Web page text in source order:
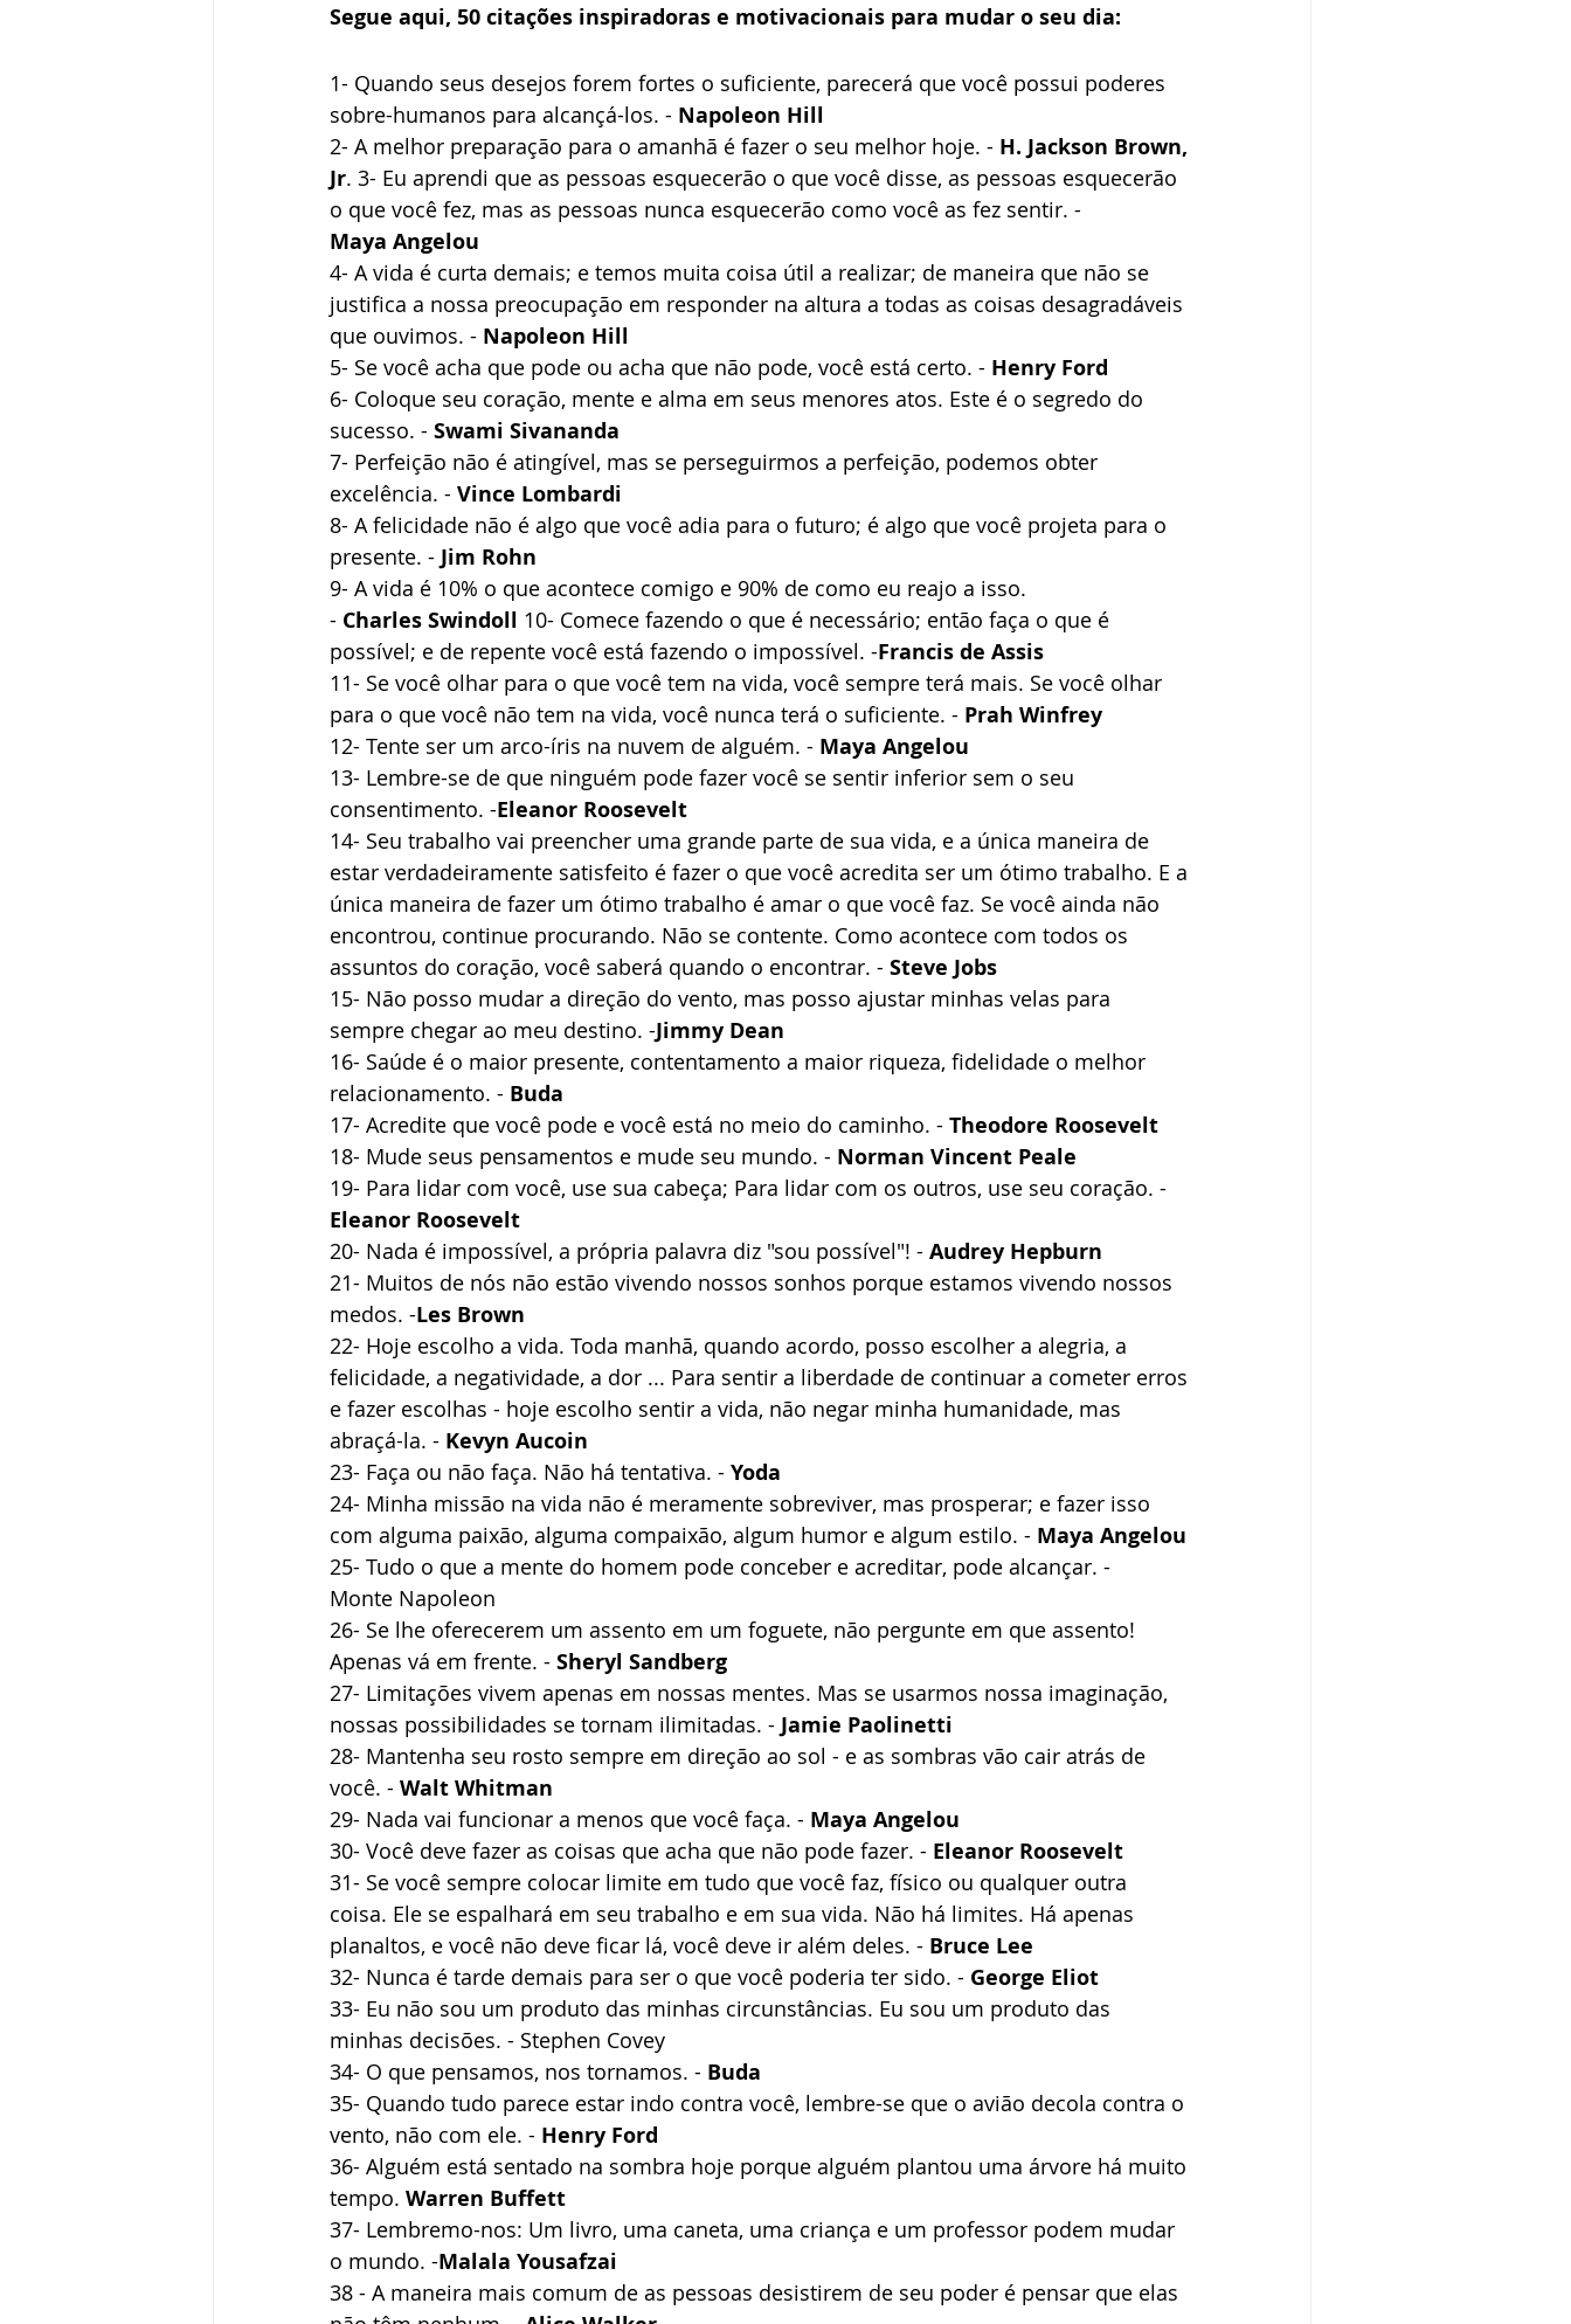
Segue aqui, 50 citações inspiradoras e motivacionais para mudar o seu dia:
1- Quando seus desejos forem fortes o suficiente, parecerá que você possui poderes
sobre-humanos para alcançá-los. - Napoleon Hill
2- A melhor preparação para o amanhã é fazer o seu melhor hoje. - H. Jackson Brown,
Jr. 3- Eu aprendi que as pessoas esquecerão o que você disse, as pessoas esquecerão
o que você fez, mas as pessoas nunca esquecerão como você as fez sentir. -
Maya Angelou
4- A vida é curta demais; e temos muita coisa útil a realizar; de maneira que não se
justifica a nossa preocupação em responder na altura a todas as coisas desagradáveis
que ouvimos. - Napoleon Hill
5- Se você acha que pode ou acha que não pode, você está certo. - Henry Ford
6- Coloque seu coração, mente e alma em seus menores atos. Este é o segredo do
sucesso. - Swami Sivananda
7- Perfeição não é atingível, mas se perseguirmos a perfeição, podemos obter
excelência. - Vince Lombardi
8- A felicidade não é algo que você adia para o futuro; é algo que você projeta para o
presente. - Jim Rohn
9- A vida é 10% o que acontece comigo e 90% de como eu reajo a isso.
- Charles Swindoll 10- Comece fazendo o que é necessário; então faça o que é
possível; e de repente você está fazendo o impossível. -Francis de Assis
11- Se você olhar para o que você tem na vida, você sempre terá mais. Se você olhar
para o que você não tem na vida, você nunca terá o suficiente. - Prah Winfrey
12- Tente ser um arco-íris na nuvem de alguém. - Maya Angelou
13- Lembre-se de que ninguém pode fazer você se sentir inferior sem o seu
consentimento. -Eleanor Roosevelt
14- Seu trabalho vai preencher uma grande parte de sua vida, e a única maneira de
estar verdadeiramente satisfeito é fazer o que você acredita ser um ótimo trabalho. E a
única maneira de fazer um ótimo trabalho é amar o que você faz. Se você ainda não
encontrou, continue procurando. Não se contente. Como acontece com todos os
assuntos do coração, você saberá quando o encontrar. - Steve Jobs
15- Não posso mudar a direção do vento, mas posso ajustar minhas velas para
sempre chegar ao meu destino. -Jimmy Dean
16- Saúde é o maior presente, contentamento a maior riqueza, fidelidade o melhor
relacionamento. - Buda
17- Acredite que você pode e você está no meio do caminho. - Theodore Roosevelt
18- Mude seus pensamentos e mude seu mundo. - Norman Vincent Peale
19- Para lidar com você, use sua cabeça; Para lidar com os outros, use seu coração. -
Eleanor Roosevelt
20- Nada é impossível, a própria palavra diz "sou possível"! - Audrey Hepburn
21- Muitos de nós não estão vivendo nossos sonhos porque estamos vivendo nossos
medos. -Les Brown
22- Hoje escolho a vida. Toda manhã, quando acordo, posso escolher a alegria, a
felicidade, a negatividade, a dor ... Para sentir a liberdade de continuar a cometer erros
e fazer escolhas - hoje escolho sentir a vida, não negar minha humanidade, mas
abraçá-la. - Kevyn Aucoin
23- Faça ou não faça. Não há tentativa. - Yoda
24- Minha missão na vida não é meramente sobreviver, mas prosperar; e fazer isso
com alguma paixão, alguma compaixão, algum humor e algum estilo. - Maya Angelou
25- Tudo o que a mente do homem pode conceber e acreditar, pode alcançar. -
Monte Napoleon
26- Se lhe oferecerem um assento em um foguete, não pergunte em que assento!
Apenas vá em frente. - Sheryl Sandberg
27- Limitações vivem apenas em nossas mentes. Mas se usarmos nossa imaginação,
nossas possibilidades se tornam ilimitadas. - Jamie Paolinetti
28- Mantenha seu rosto sempre em direção ao sol - e as sombras vão cair atrás de
você. - Walt Whitman
29- Nada vai funcionar a menos que você faça. - Maya Angelou
30- Você deve fazer as coisas que acha que não pode fazer. - Eleanor Roosevelt
31- Se você sempre colocar limite em tudo que você faz, físico ou qualquer outra
coisa. Ele se espalhará em seu trabalho e em sua vida. Não há limites. Há apenas
planaltos, e você não deve ficar lá, você deve ir além deles. - Bruce Lee
32- Nunca é tarde demais para ser o que você poderia ter sido. - George Eliot
33- Eu não sou um produto das minhas circunstâncias. Eu sou um produto das
minhas decisões. - Stephen Covey
34- O que pensamos, nos tornamos. - Buda
35- Quando tudo parece estar indo contra você, lembre-se que o avião decola contra o
vento, não com ele. - Henry Ford
36- Alguém está sentado na sombra hoje porque alguém plantou uma árvore há muito
tempo. Warren Buffett
37- Lembremo-nos: Um livro, uma caneta, uma criança e um professor podem mudar
o mundo. -Malala Yousafzai
38 - A maneira mais comum de as pessoas desistirem de seu poder é pensar que elas